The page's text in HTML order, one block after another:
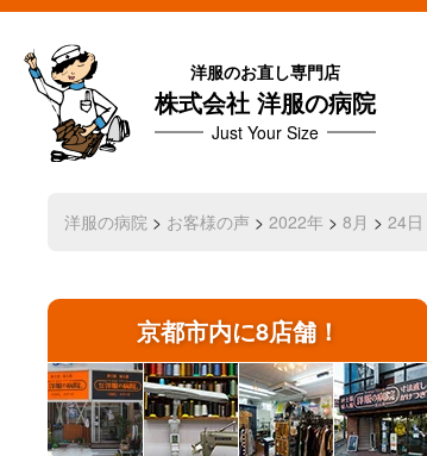
洋服のお直し専門店
株式会社 洋服の病院
Just Your Size
洋服の病院 > お客様の声 > 2022年 > 8月 > 24日
京都市内に8店舗！